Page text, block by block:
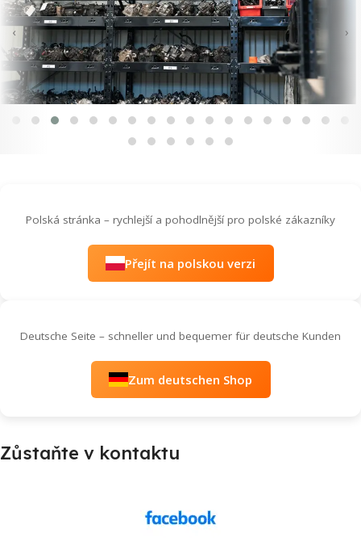
‹ ›
Polská stránka – rychlejší a pohodlnější pro polské zákazníky
Přejít na polskou verzi
Deutsche Seite – schneller und bequemer für deutsche Kunden
Zum deutschen Shop
Zůstaňte v kontaktu